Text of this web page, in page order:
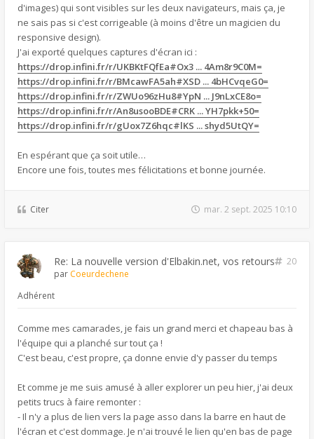
d'images) qui sont visibles sur les deux navigateurs, mais ça, je
ne sais pas si c'est corrigeable (à moins d'être un magicien du
responsive design).
J'ai exporté quelques captures d'écran ici :
https://drop.infini.fr/r/UKBKtFQfEa#Ox3 ... 4Am8r9C0M=
https://drop.infini.fr/r/BMcawFA5ah#XSD ... 4bHCvqeG0=
https://drop.infini.fr/r/ZWUo96zHu8#YpN ... J9nLxCE8o=
https://drop.infini.fr/r/An8usooBDE#CRK ... YH7pkk+50=
https://drop.infini.fr/r/gUox7Z6hqc#lKS ... shyd5UtQY=
En espérant que ça soit utile…
Encore une fois, toutes mes félicitations et bonne journée.
Citer mar. 2 sept. 2025 10:10
Re: La nouvelle version d'Elbakin.net, vos retours
20
par Coeurdechene
Adhérent
Comme mes camarades, je fais un grand merci et chapeau bas à
l'équipe qui a planché sur tout ça !
C'est beau, c'est propre, ça donne envie d'y passer du temps
Et comme je me suis amusé à aller explorer un peu hier, j'ai deux
petits trucs à faire remonter :
- Il n'y a plus de lien vers la page asso dans la barre en haut de
l'écran et c'est dommage. Je n'ai trouvé le lien qu'en bas de page